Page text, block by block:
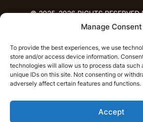
Manage Consent
To provide the best experiences, we use
store and/or access device information.
technologies will allow us to process data such
unique IDs on this site. Not consenting or
adversely affect certain features and functions.
Accept
© 2025-2026 RIGHTS RESERVED
भविष्यवाणियाँ
आईपीएल भविष्यवाणियाँ
टी20
महिला क्रिकेट
नवीनतम
भविष्यवाणी विश्लेषण
समाचार
आईपीएल समाचार